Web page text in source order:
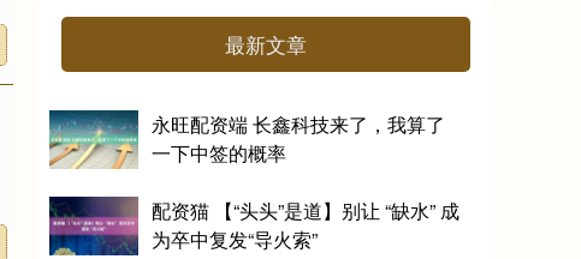
最新文章
永旺配资端 长鑫科技来了，我算了
一下中签的概率
配资猫 【“头头”是道】别让 “缺水” 成
为卒中复发“导火索”